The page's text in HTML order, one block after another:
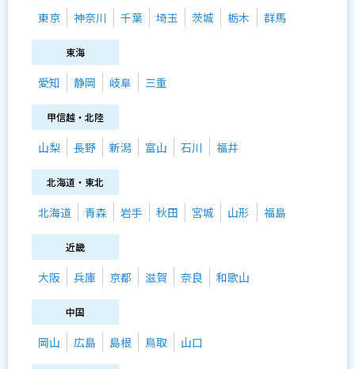
東京 神奈川 千葉 埼玉 茨城 栃木 群馬
東海
愛知 静岡 岐阜 三重
甲信越・北陸
山梨 長野 新潟 富山 石川 福井
北海道・東北
北海道 青森 岩手 秋田 宮城 山形 福島
近畿
大阪 兵庫 京都 滋賀 奈良 和歌山
中国
岡山 広島 島根 鳥取 山口